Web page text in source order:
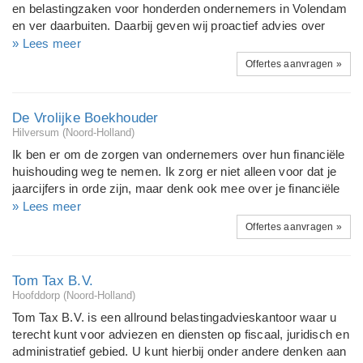
informatie kijk op Linkedin naar alfredvisscher of
www.oamkb.nl
en belastingzaken voor honderden ondernemers in Volendam
en ver daarbuiten. Daarbij geven wij proactief advies over
financiële zaken zoals investeringen, financieringen,
bedrijfsstructuren, opvolging, verzekeringen, financiële
planning en andere zakelijke én persoonlijke vraagstukken. In
anno 2020 een professionele sparringpartner en aanbieder
van efficiënte (digitale) oplossingen voor administratieve
We denken mee en kijken vooruit vanuit
ondernemersperspectief. Nog altijd onafhankelijk en met een
hart voor uw zaak.
» Lees meer
Offertes aanvragen »
De Vrolijke Boekhouder
Hilversum (Noord-Holland)
Ik ben er om de zorgen van ondernemers over hun financiële
huishouding weg te nemen. Ik zorg er niet alleen voor dat je
jaarcijfers in orde zijn, maar denk ook mee over je financiële
planning en verzekeringen. Ik ben je go to guy voor: alle
financiële & fiscale vragen over het opzetten van een zaak
het voeren van een boekhouding het doen van
hypotheken Ik ben ingeschreven bij de AFM onder nummer
1200224 en aangesloten bij: (met volgens de
Federatie Financieel Planners www.ffp.nl Stichting Erkend
Hypotheekadviseur www.seh.nl Register voor
beleggingsadviseurs www.dsi.nl
» Lees meer
Offertes aanvragen »
Tom Tax B.V.
Hoofddorp (Noord-Holland)
Tom Tax B.V. is een allround belastingadvieskantoor waar u
terecht kunt voor adviezen en diensten op fiscaal, juridisch en
administratief gebied. U kunt hierbij onder andere denken aan